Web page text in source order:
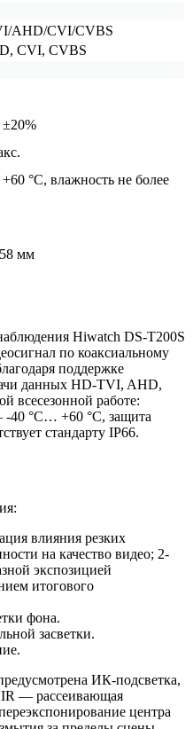
AHD/CVI/CVBS
CVI, CVBS
°С, влажность не более
мм
Hiwatch DS-T200S
по коаксиальному
поддержке
данных HD-TVI, AHD,
всесезонной работе:
-40 °C… +60 °C, защита
стандарту IP66.
влияния резких
на качество видео; 2-
экспозицией
итогового
фона.
засветки.
ИК-подсветка,
— рассеивающая
центра